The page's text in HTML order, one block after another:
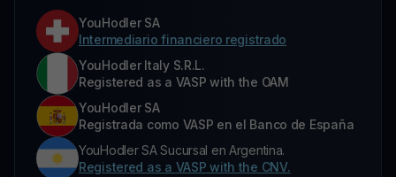
YouHodler SA
Intermediario financiero registrado
YouHodler Italy S.R.L.
Registered as a VASP with the OAM
YouHodler SA
Registrada como VASP en el Banco de España
YouHodler SA Sucursal en Argentina.
Registered as a VASP with the CNV.